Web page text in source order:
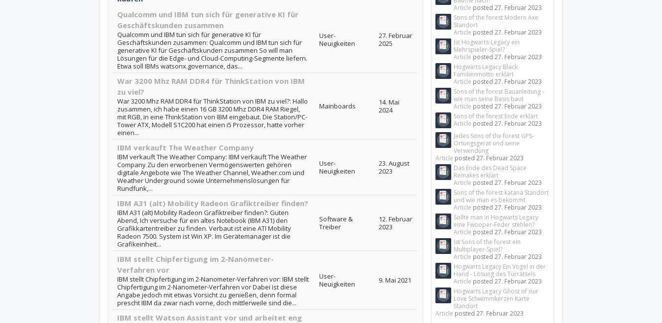
Qualcomm und IBM tun sich für generative KI für
Geschäftskunden zusammen
Qualcomm und IBM tun sich für generative KI für
Geschäftskunden zusammen: Qualcomm und IBM tun sich für
generative KI für Geschäftskunden zusammen So will man
Lösungen für die Edge- und Cloud-Computing-Segmente liefern.
Etwa soll IBMs watsonx.governance, das...
User-
Neuigkeiten
27. Februar
2025
War 3200 Mhz RAM DDR4 für ThinkStation von IBM
zu viel?
War 3200 Mhz RAM DDR4 für ThinkStation von IBM zu viel?: Hallo
zusammen, ich habe einen 16 GB 3200 Mhz DDR4 RAM Riegel,
mit RGB, in eine ThinkStation von IBM eingebaut. Die Station/PC-
Tower ATX, Modell S1C200 hat einen i5 Prozessor, hatte vorher
einen...
Mainboards
14. Mai
2024
IBM verkauft The Weather Company
IBM verkauft The Weather Company: IBM verkauft The Weather
Company Zu den erworbenen Vermögenswerten gehören
digitale Angebote wie The Weather Channel, Weather.com und
Weather Underground sowie Unternehmenslösungen für
Rundfunk,...
User-
Neuigkeiten
23. August
2023
IBM A31 (alt) Mobility Radeon Grafiktreiber finden?
IBM A31 (alt) Mobility Radeon Grafiktreiber finden?: Guten
Abend, Ich versuche für ein altes Notebook (IBM A31) den
Grafikkartentreiber zu finden. Verbaut ist eine ATI Mobility
Radeon 7500. System ist Win XP. Im Gerätemanager ist die
Grafikeinheit...
Software &
Treiber
12. Februar
2023
IBM stellt Chipfertigung im 2-Nanometer-
Verfahren vor
IBM stellt Chipfertigung im 2-Nanometer-Verfahren vor: IBM stellt
Chipfertigung im 2-Nanometer-Verfahren vor Dabei ist diese
Angabe jedoch mit etwas Vorsicht zu genießen, denn formal
prescht IBM da zwar nach vorne, doch mittlerweile sind die...
User-
Neuigkeiten
9. Mai 2021
IBM stellt Watson Assistant vor und arbeitet eng
Article posted27. Februar 2023
Sons of the forest Modern Axe
Standort
Article posted27. Februar 2023
Ist Hogwarts-Legacy ein
Mehrspieler-Spiel?
Article posted27. Februar 2023
Hogwarts Legacy Black
Familienmotto erklärt
Article posted27. Februar 2023
Sons of the forest Bauanleitung -
wie man seine Basis baut
Article posted27. Februar 2023
Sons of the forest Ende erklärt
Article posted27. Februar 2023
Jedes Sons of the forest GPS-
Ortungsgerät und seine
Verwendung
Article posted27. Februar 2023
Das Ende des Dead Space
Remakes erklärt
Article posted27. Februar 2023
Sons of the forest katana Standort
und wie man es bekommt
Article posted27. Februar 2023
Sollte man in Hogwarts Legacy
eine Fwooper-Feder stehlen?
Article posted27. Februar 2023
Ist Sons of the forest ein
Multiplayer-Spiel?
Article posted27. Februar 2023
Hogwarts Legacy Ein Vogel in der
Hand - Lösung des Türrätsels
Article posted27. Februar 2023
Hogwarts Legacy Ghost of our
Love Schwimmkerzen Karte
Standort
Article posted27. Februar 2023